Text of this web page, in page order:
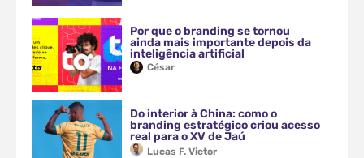
Por que o branding se tornou
ainda mais importante depois da
inteligência artificial
César
Do interior à China: como o
branding estratégico criou acesso
real para o XV de Jaú
Lucas F. Victor